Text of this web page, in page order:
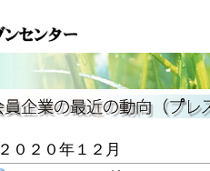
２０２０年１２月